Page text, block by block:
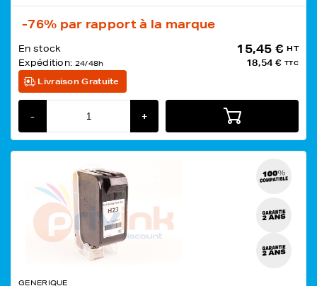
-76% par rapport à la marque
En stock
Expédition: 24/48h
15,45 € HT
18,54 € TTC
Livraison Gratuite
- +
GENERIQUE